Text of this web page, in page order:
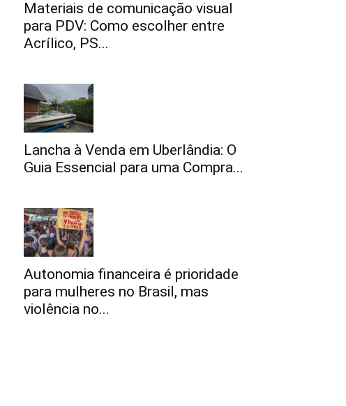
Materiais de comunicação visual
para PDV: Como escolher entre
Acrílico, PS...
Lancha à Venda em Uberlândia: O
Guia Essencial para uma Compra...
Autonomia financeira é prioridade
para mulheres no Brasil, mas
violência no...